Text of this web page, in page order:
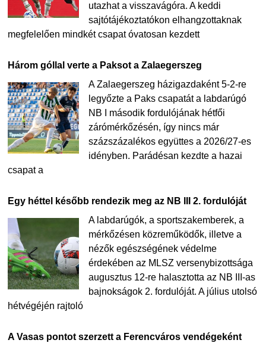
utazhat a visszavágóra. A keddi
sajtótájékoztatókon elhangzottaknak
megfelelően mindkét csapat óvatosan kezdett
Három góllal verte a Paksot a Zalaegerszeg
A Zalaegerszeg házigazdaként 5-2-re
legyőzte a Paks csapatát a labdarúgó
NB I második fordulójának hétfői
zárómérkőzésén, így nincs már
százszázalékos együttes a 2026/27-es
idényben. Parádésan kezdte a hazai
csapat a
Egy héttel később rendezik meg az NB III 2. fordulóját
A labdarúgók, a sportszakemberek, a
mérkőzésen közreműködők, illetve a
nézők egészségének védelme
érdekében az MLSZ versenybizottsága
augusztus 12-re halasztotta az NB III-as
bajnokságok 2. fordulóját. A július utolsó
hétvégéjén rajtoló
A Vasas pontot szerzett a Ferencváros vendégeként